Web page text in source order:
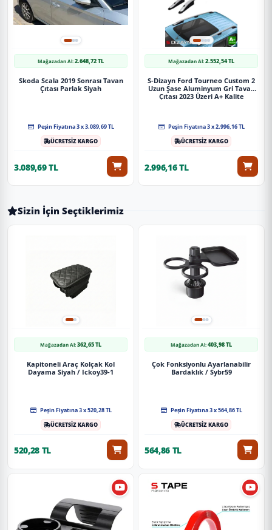
Mağazadan Al:2.648,72 TL
Skoda Scala 2019 Sonrası Tavan
Çıtası Parlak Siyah
Peşin Fiyatına 3 x 3.089,69 TL
ÜCRETSİZ KARGO
3.089,69 TL
Mağazadan Al:2.552,54 TL
S-Dizayn Ford Tourneo Custom 2
Uzun Şase Aluminyum Gri Tavan
Çıtası 2023 Üzeri A+ Kalite
Peşin Fiyatına 3 x 2.996,16 TL
ÜCRETSİZ KARGO
2.996,16 TL
Sizin İçin Seçtiklerimiz
Mağazadan Al:362,65 TL
Kapitoneli Araç Kolçak Kol
Dayama Siyah / Ickoy39-1
Peşin Fiyatına 3 x 520,28 TL
ÜCRETSİZ KARGO
520,28 TL
Mağazadan Al:403,98 TL
Çok Fonksiyonlu Ayarlanabilir
Bardaklık / Sybr59
Peşin Fiyatına 3 x 564,86 TL
ÜCRETSİZ KARGO
564,86 TL